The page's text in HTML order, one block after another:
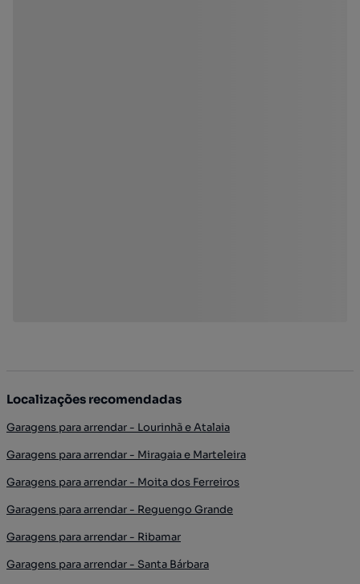
Localizações recomendadas
Garagens para arrendar - Lourinhã e Atalaia
Garagens para arrendar - Miragaia e Marteleira
Garagens para arrendar - Moita dos Ferreiros
Garagens para arrendar - Reguengo Grande
Garagens para arrendar - Ribamar
Garagens para arrendar - Santa Bárbara